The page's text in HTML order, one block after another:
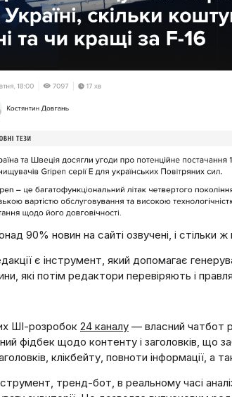
90% новин на сайті озвучені, і стільки
є інструмент, який допомагає
які потім редактори перевіряють і
ШІ-розробок 24 каналу — власний чатбот
фідбек щодо контенту і заголовків, що
клікбейту, повноти інформації, а
тренд-бот, в реальному часі